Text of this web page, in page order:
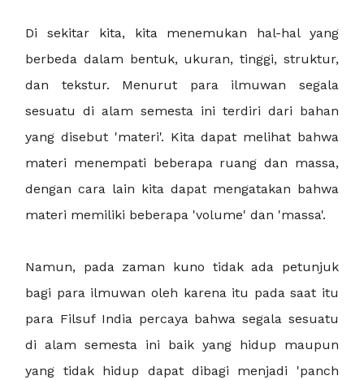
Di sekitar kita, kita menemukan hal-hal yang
berbeda dalam bentuk, ukuran, tinggi, struktur,
dan tekstur. Menurut para ilmuwan segala
sesuatu di alam semesta ini terdiri dari bahan
yang disebut 'materi'. Kita dapat melihat bahwa
materi menempati beberapa ruang dan massa,
dengan cara lain kita dapat mengatakan bahwa
materi memiliki beberapa 'volume' dan 'massa'.
Namun, pada zaman kuno tidak ada petunjuk
bagi para ilmuwan oleh karena itu pada saat itu
para Filsuf India percaya bahwa segala sesuatu
di alam semesta ini baik yang hidup maupun
yang tidak hidup dapat dibagi menjadi 'panch